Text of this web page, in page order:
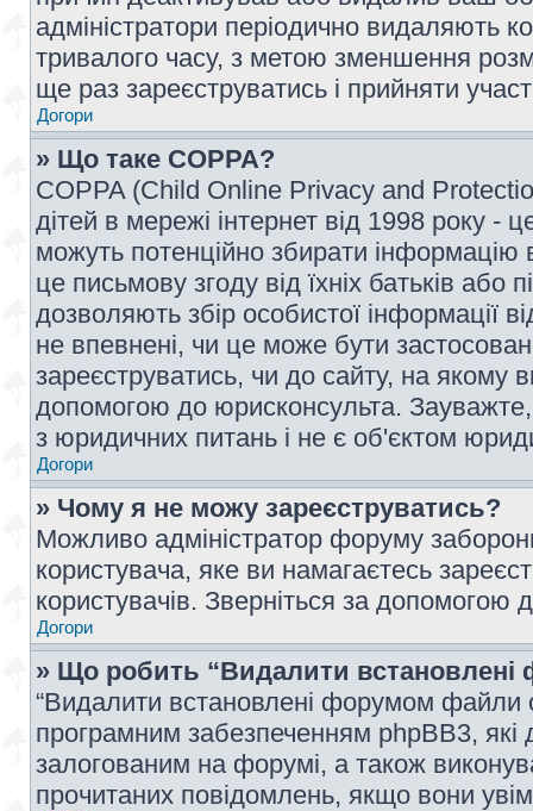
адміністратори періодично видаляють
тривалого часу, з метою зменшення
ще раз зареєструватись і прийняти
Догори
» Що таке COPPA?
COPPA (Child Online Privacy and
дітей в мережі інтернет від 1998 року -
можуть потенційно збирати інформацію
це письмову згоду від їхніх батьків або
дозволяють збір особистої інформації
не впевнені, чи це може бути
зареєструватись, чи до сайту, на якому
допомогою до юрисконсульта.
з юридичних питань і не є об'єктом
Догори
» Чому я не можу зареєструватись?
Можливо адміністратор форуму
користувача, яке ви намагаєтесь
користувачів. Зверніться за допомогою
Догори
» Що робить “Видалити
“Видалити встановлені форумом файли
програмним забезпеченням phpBB3,
залогованим на форумі, а також
прочитаних повідомлень, якщо вони